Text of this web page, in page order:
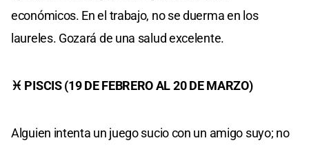
económicos. En el trabajo, no se duerma en los
laureles. Gozará de una salud excelente.
♓ PISCIS (19 DE FEBRERO AL 20 DE MARZO)
Alguien intenta un juego sucio con un amigo suyo; no